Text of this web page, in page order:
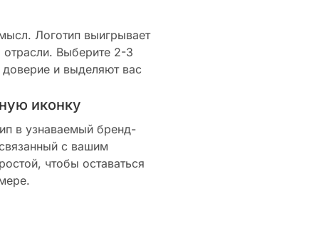
Логотип выигрывает
Выберите 2-3
и выделяют вас
иконку
в узнаваемый бренд-
с вашим
чтобы оставаться